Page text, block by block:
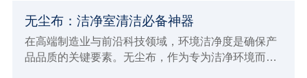
无尘布：洁净室清洁必备神器
在高端制造业与前沿科技领域，环境洁净度是确保产
品品质的关键要素。无尘布，作为专为洁净环境而生